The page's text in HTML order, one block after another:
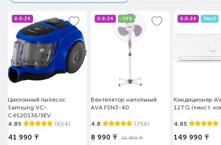
0-0-24
Циклонный пылесос
Samsung VC-
C4520S36/XEV
4.85
(654)
41 990 ₸
0-0-24 -28%
Вентилятор напольный
AVA FSN3-40
4.8 (756)
8 990 ₸ 12 490 ₸
0-0-24 36m2
Кондиционер
12TG (+инст.
4.85
149 990 ₸